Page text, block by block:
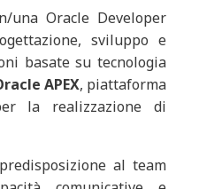
una Oracle Developer
sviluppo e
basate su tecnologia
APEX, piattaforma
la realizzazione di
al team